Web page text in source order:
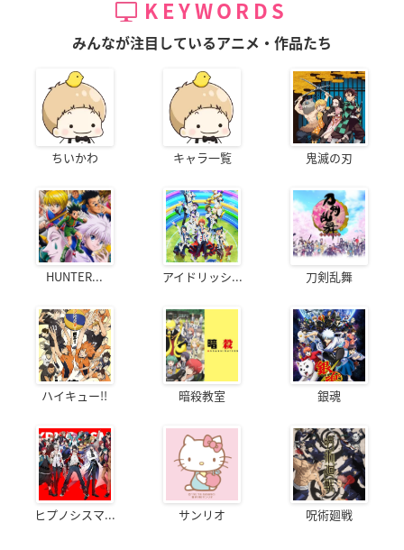
KEYWORDS
みんなが注目しているアニメ・作品たち
ちいかわ キャラ一覧 鬼滅の刃
HUNTER... アイドリッシ... 刀剣乱舞
ハイキュー!! 暗殺教室 銀魂
ヒプノシスマ... サンリオ 呪術廻戦